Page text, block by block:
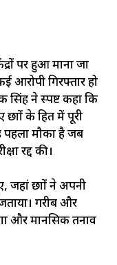
पर हुआ माना जा
आरोपी गिरफ्तार हो
ने स्पष्ट कहा कि
छात्रों के हित में पूरी
पहला मौका है जब
रद्द की।
जहां छात्रों ने अपनी
गरीब और
और मानसिक तनाव